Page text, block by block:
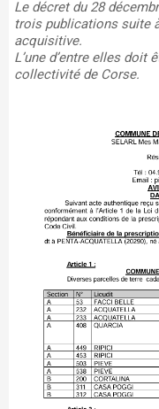
Le décret du 28
trois publications suite
acquisitive.
L’une d’entre elles doit
collectivité de Corse.